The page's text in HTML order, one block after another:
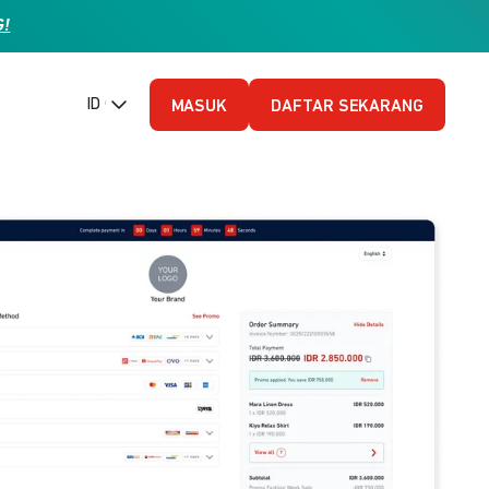
ID (Bahasa Indonesia)
MASUK DAFTAR SEKARANG